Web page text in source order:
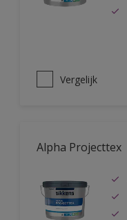
Vergelijk
Alpha Projecttex